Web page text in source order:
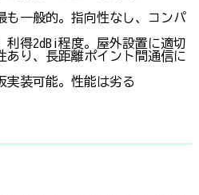
も一般的。指向性なし、コンパ
利得2dBi程度。屋外設置に適切
あり、長距離ポイント間通信に
実装可能。性能は劣る